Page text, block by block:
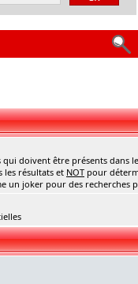
doivent être présents dans
les résultats et NOT pour
un joker pour des recherches